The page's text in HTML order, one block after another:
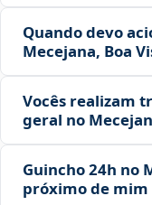
Quando devo
Mecejana, Boa
Vocês realizam
geral no
Guincho 24h no
próximo de mim